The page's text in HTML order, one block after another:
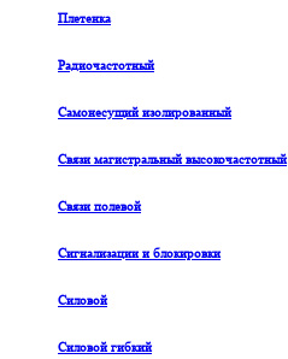
Плетенка
Радиочастотный
Самонесущий изолированный
Связи магистральный высокочастотный
Связи полевой
Сигнализации и блокировки
Силовой
Силовой гибкий